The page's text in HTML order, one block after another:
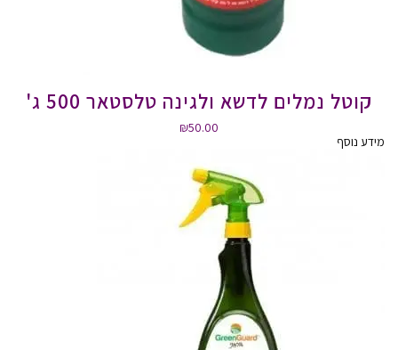
קוטל נמלים לדשא ולגינה טלסטאר 500 ג'
₪50.00
מידע נוסף